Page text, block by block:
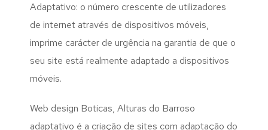
Adaptativo: o número crescente de utilizadores
de internet através de dispositivos móveis,
imprime carácter de urgência na garantia de que o
seu site está realmente adaptado a dispositivos
móveis.
Web design Boticas, Alturas do Barroso
adaptativo é a criação de sites com adaptação do